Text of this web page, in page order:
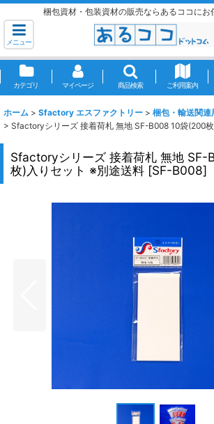
梱包資材・包装資材の販売ならあるココにお
メニュー
カテゴリ マイページ 商品検索 ご利用案内
ホーム > Sfactory エスファクトリー > 梱包・輸送関連
> Sfactoryシリーズ 接着荷札 無地 SF-B008 10袋(200
Sfactoryシリーズ 接着荷札 無地
枚)入りセット ※別途送料 [SF-B008]